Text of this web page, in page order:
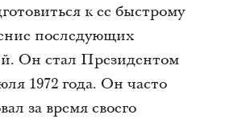
к ее быстрому
последующих
Он стал Президентом
1972 года. Он часто
за время своего